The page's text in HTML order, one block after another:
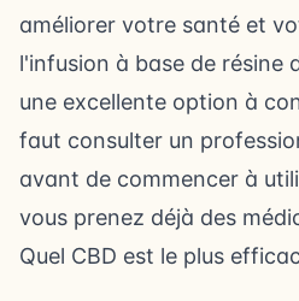
améliorer votre santé et
l'infusion à base de résine
une excellente option à
faut consulter un
avant de commencer à
vous prenez déjà des
Quel CBD est le plus